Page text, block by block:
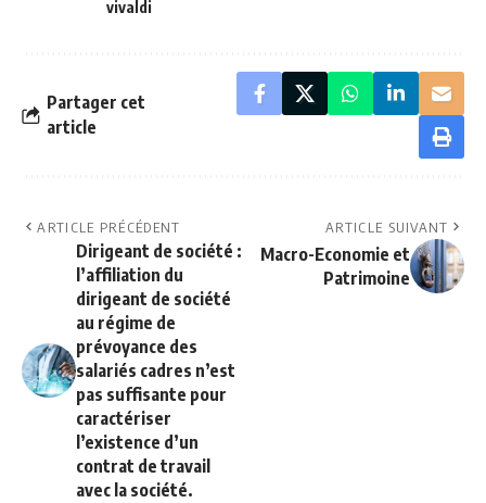
vivaldi
Partager cet
article
ARTICLE PRÉCÉDENT
Dirigeant de société :
l’affiliation du
dirigeant de société
au régime de
prévoyance des
salariés cadres n’est
pas suffisante pour
caractériser
l’existence d’un
contrat de travail
avec la société.
ARTICLE SUIVANT
Macro-Economie et
Patrimoine